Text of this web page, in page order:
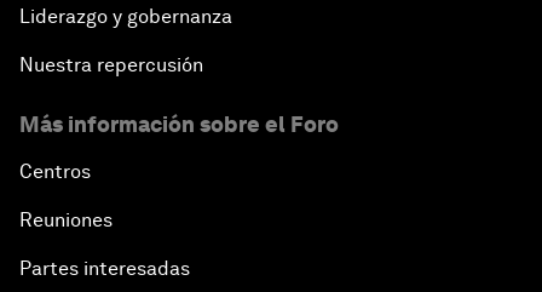
Liderazgo y gobernanza
Nuestra repercusión
Más información sobre el Foro
Centros
Reuniones
Partes interesadas